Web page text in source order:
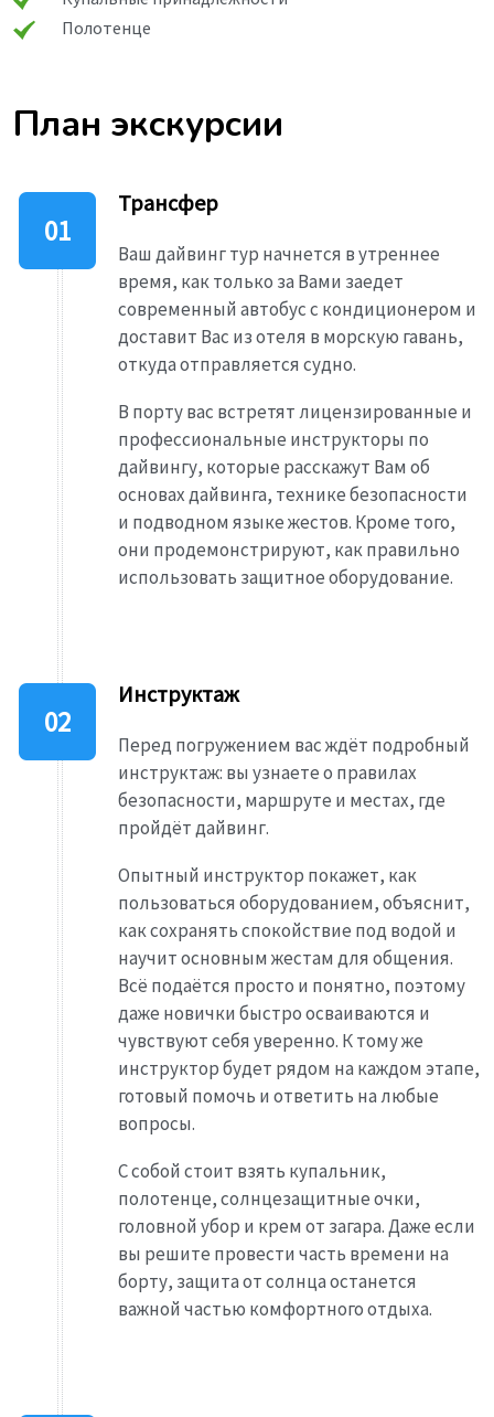
Полотенце
План экскурсии
Трансфер
Ваш дайвинг тур начнется в утреннее
время, как только за Вами заедет
современный автобус с кондиционером и
доставит Вас из отеля в морскую гавань,
откуда отправляется судно.
В порту вас встретят лицензированные и
профессиональные инструкторы по
дайвингу, которые расскажут Вам об
основах дайвинга, технике безопасности
и подводном языке жестов. Кроме того,
они продемонстрируют, как правильно
использовать защитное оборудование.
Инструктаж
Перед погружением вас ждёт подробный
инструктаж: вы узнаете о правилах
безопасности, маршруте и местах, где
пройдёт дайвинг.
Опытный инструктор покажет, как
пользоваться оборудованием, объяснит,
как сохранять спокойствие под водой и
научит основным жестам для общения.
Всё подаётся просто и понятно, поэтому
даже новички быстро осваиваются и
чувствуют себя уверенно. К тому же
инструктор будет рядом на каждом этапе,
готовый помочь и ответить на любые
вопросы.
С собой стоит взять купальник,
полотенце, солнцезащитные очки,
головной убор и крем от загара. Даже если
вы решите провести часть времени на
борту, защита от солнца останется
важной частью комфортного отдыха.